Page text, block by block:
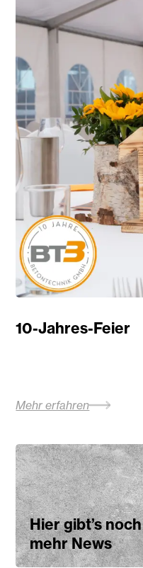
10-Jahres-Feier
Mehr erfahren
Hier gibt’s noch
mehr News